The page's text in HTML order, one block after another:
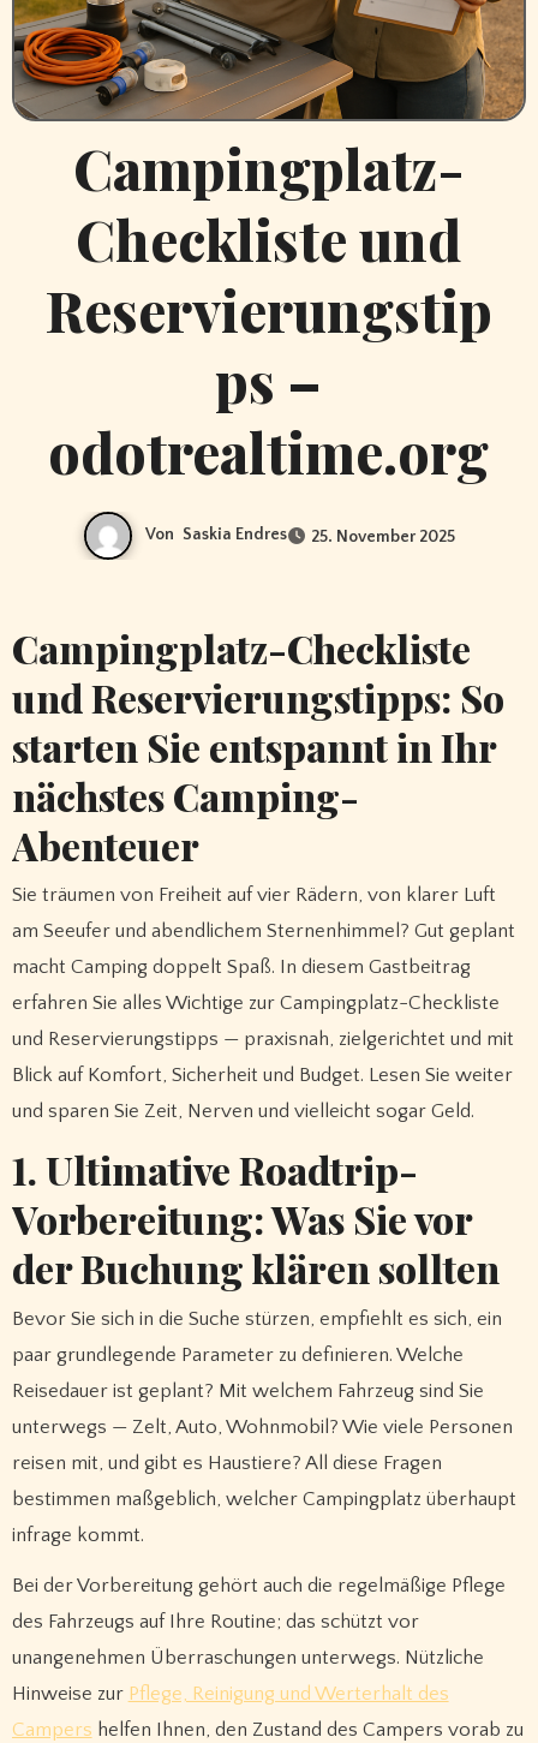
Campingplatz-
Checkliste und
Reservierungstip
ps –
odotrealtime.org
Von Saskia Endres 25. November 2025
Campingplatz-Checkliste
und Reservierungstipps: So
starten Sie entspannt in Ihr
nächstes Camping-
Abenteuer
Sie träumen von Freiheit auf vier Rädern, von klarer Luft
am Seeufer und abendlichem Sternenhimmel? Gut geplant
macht Camping doppelt Spaß. In diesem Gastbeitrag
erfahren Sie alles Wichtige zur Campingplatz-Checkliste
und Reservierungstipps — praxisnah, zielgerichtet und mit
Blick auf Komfort, Sicherheit und Budget. Lesen Sie weiter
und sparen Sie Zeit, Nerven und vielleicht sogar Geld.
1. Ultimative Roadtrip-
Vorbereitung: Was Sie vor
der Buchung klären sollten
Bevor Sie sich in die Suche stürzen, empfiehlt es sich, ein
paar grundlegende Parameter zu definieren. Welche
Reisedauer ist geplant? Mit welchem Fahrzeug sind Sie
unterwegs — Zelt, Auto, Wohnmobil? Wie viele Personen
reisen mit, und gibt es Haustiere? All diese Fragen
bestimmen maßgeblich, welcher Campingplatz überhaupt
infrage kommt.
Bei der Vorbereitung gehört auch die regelmäßige Pflege
des Fahrzeugs auf Ihre Routine; das schützt vor
unangenehmen Überraschungen unterwegs. Nützliche
Hinweise zur Pflege, Reinigung und Werterhalt des
Campers helfen Ihnen, den Zustand des Campers vorab zu